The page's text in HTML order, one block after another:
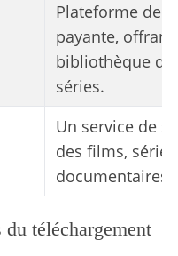
Plateforme de
payante, offrant
bibliothèque
séries.
Un service de
des films,
documentaires
téléchargement